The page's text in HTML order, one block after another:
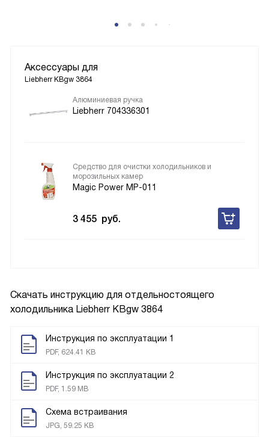
Скачать инструкцию для отдельностоящего
холодильника Liebherr KBgw 3864
Инструкция по эксплуатации 1
PDF, 624.41 KB
Инструкция по эксплуатации 2
PDF, 1.59 MB
Схема встраивания
JPG, 59.25 KB
Аксессуары для
Liebherr KBgw 3864
Алюминиевая ручка
Liebherr 704336301
Средство для очистки холодильников и
морозильных камер
Magic Power MP-011
3 455 руб.